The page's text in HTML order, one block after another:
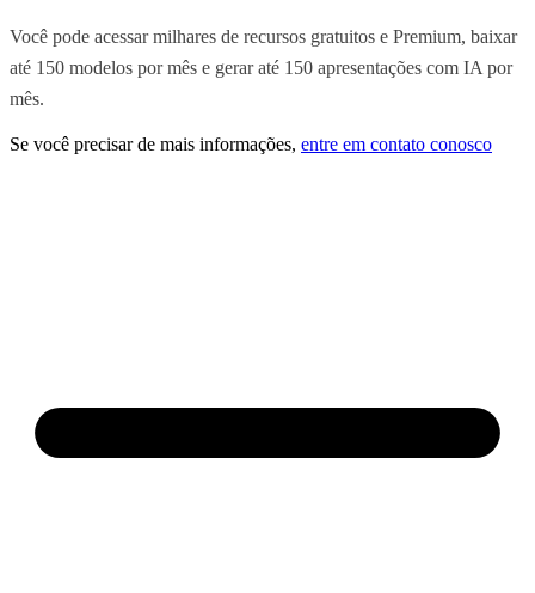
Você pode acessar milhares de recursos gratuitos e Premium, baixar
até 150 modelos por mês e gerar até 150 apresentações com IA por
mês.
Se você precisar de mais informações, entre em contato conosco